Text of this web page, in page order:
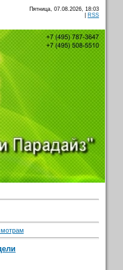
Пятница, 07.08.2026, 18:03
RSS